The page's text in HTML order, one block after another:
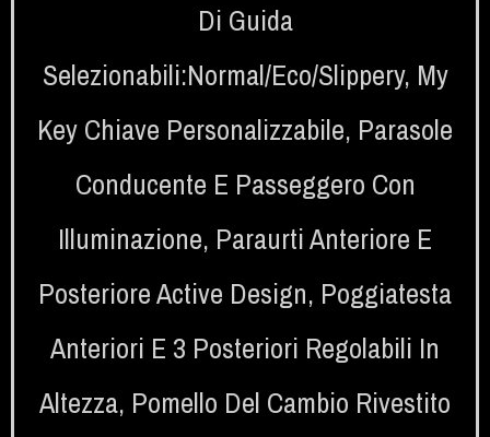
Di Guida
Selezionabili:Normal/Eco/Slippery, My
Key Chiave Personalizzabile, Parasole
Conducente E Passeggero Con
Illuminazione, Paraurti Anteriore E
Posteriore Active Design, Poggiatesta
Anteriori E 3 Posteriori Regolabili In
Altezza, Pomello Del Cambio Rivestito